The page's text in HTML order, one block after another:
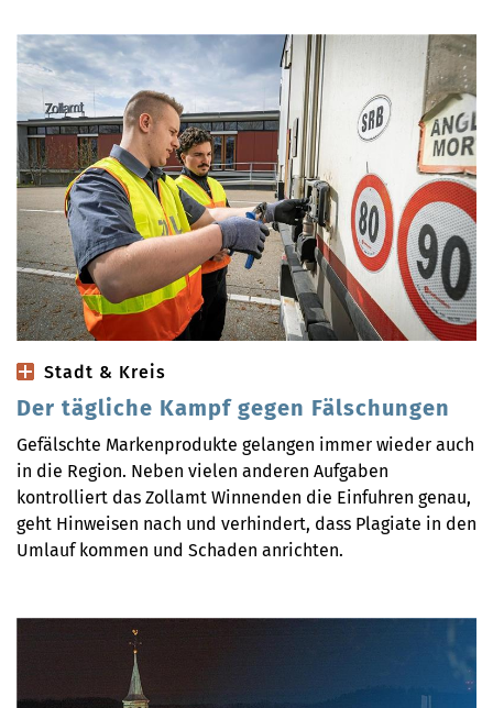
Stadt & Kreis
Der tägliche Kampf gegen Fälschungen
Gefälschte Markenprodukte gelangen immer wieder auch
in die Region. Neben vielen anderen Aufgaben
kontrolliert das Zollamt Winnenden die Einfuhren genau,
geht Hinweisen nach und verhindert, dass Plagiate in den
Umlauf kommen und Schaden anrichten.